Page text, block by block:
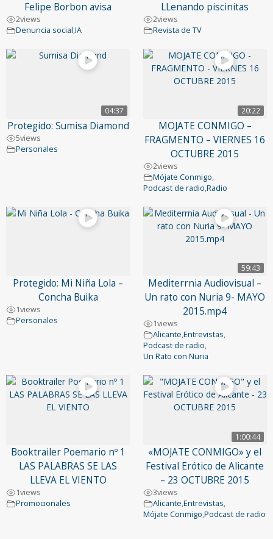
Felipe Borbon avisa
2views
Denuncia social,IA
LLenando piscinitas
2views
Revista de TV
04:37
Protegido: Sumisa Diamond
5views
Personales
20:22
MOJATE CONMIGO –
FRAGMENTO – VIERNES 16
OCTUBRE 2015
2views
Mójate Conmigo,
Podcast de radio,Radio
Protegido: Mi Niña Lola –
Concha Buika
1views
Personales
59:43
Mediterrnia Audiovisual –
Un rato con Nuria 9- MAYO
2015.mp4
1views
Alicante,Entrevistas,
Podcast de radio,
Un Rato con Nuria
Booktrailer Poemario nº 1
LAS PALABRAS SE LAS
LLEVA EL VIENTO
1views
Promocionales
1:00:44
«MOJATE CONMIGO» y el
Festival Erótico de Alicante
– 23 OCTUBRE 2015
3views
Alicante,Entrevistas,
Mójate Conmigo,Podcast de radio